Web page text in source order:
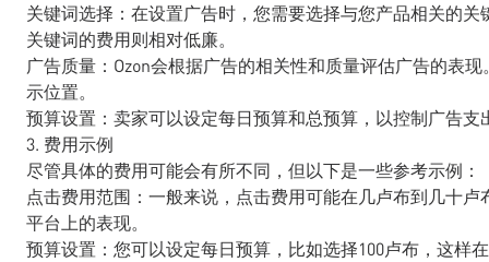
关键词选择：在设置广告时，您需要选择与您产品相关的
关键词的费用则相对低廉。
广告质量：Ozon会根据广告的相关性和质量评估广告的表
示位置。
预算设置：卖家可以设定每日预算和总预算，以控制广告
3. 费用示例
尽管具体的费用可能会有所不同，但以下是一些参考示例：
点击费用范围：一般来说，点击费用可能在几卢布到几十
平台上的表现。
预算设置：您可以设定每日预算，比如选择100卢布，这样